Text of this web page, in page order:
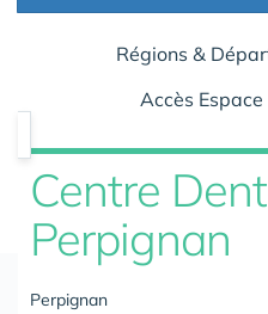
Régions &
Accès
Centre
Perpignan
Perpignan